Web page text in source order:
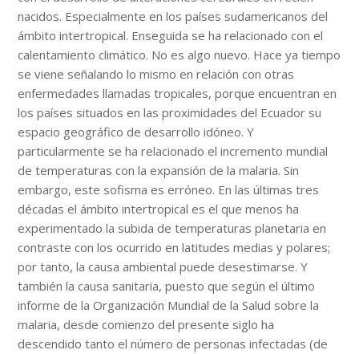
nacidos. Especialmente en los países sudamericanos del
ámbito intertropical. Enseguida se ha relacionado con el
calentamiento climático. No es algo nuevo. Hace ya tiempo
se viene señalando lo mismo en relación con otras
enfermedades llamadas tropicales, porque encuentran en
los países situados en las proximidades del Ecuador su
espacio geográfico de desarrollo idóneo. Y
particularmente se ha relacionado el incremento mundial
de temperaturas con la expansión de la malaria. Sin
embargo, este sofisma es erróneo. En las últimas tres
décadas el ámbito intertropical es el que menos ha
experimentado la subida de temperaturas planetaria en
contraste con los ocurrido en latitudes medias y polares;
por tanto, la causa ambiental puede desestimarse. Y
también la causa sanitaria, puesto que según el último
informe de la Organización Mundial de la Salud sobre la
malaria, desde comienzo del presente siglo ha
descendido tanto el número de personas infectadas (de